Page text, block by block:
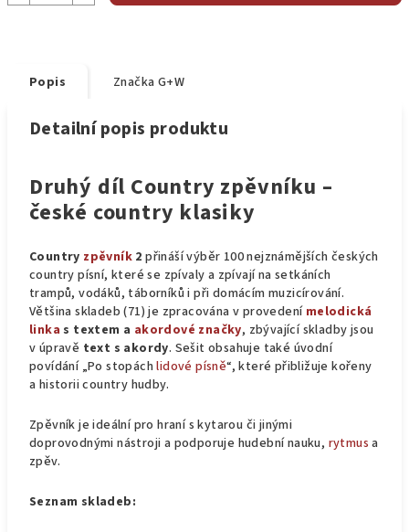
Popis Značka G+W
Detailní popis produktu
Druhý díl Country zpěvníku –
české country klasiky
Country zpěvník 2 přináší výběr 100 nejznámějších českých
country písní, které se zpívaly a zpívají na setkáních
trampů, vodáků, táborníků i při domácím muzicírování.
Většina skladeb (71) je zpracována v provedení melodická
linka s textem a akordové značky, zbývající skladby jsou
v úpravě text s akordy. Sešit obsahuje také úvodní
povídání „Po stopáchlidové písně“, které přibližuje kořeny
a historii country hudby.
Zpěvník je ideální pro hraní s kytarou či jinými
doprovodnými nástroji a podporuje hudební nauku, rytmus a
zpěv.
Seznam skladeb: